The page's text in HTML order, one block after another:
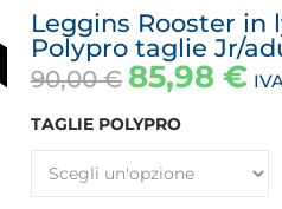
Leggins Rooster in
Polypro taglie Jr/
90,00€ 85,98 €
TAGLIE POLYPRO